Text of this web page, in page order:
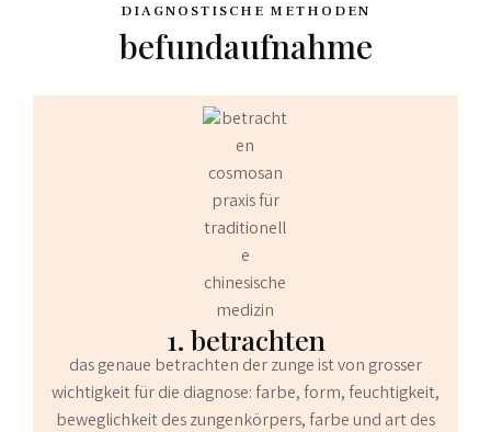
DIAGNOSTISCHE METHODEN
befundaufnahme
1. betrachten
das genaue betrachten der zunge ist von grosser
wichtigkeit für die diagnose: farbe, form, feuchtigkeit,
beweglichkeit des zungenkörpers, farbe und art des